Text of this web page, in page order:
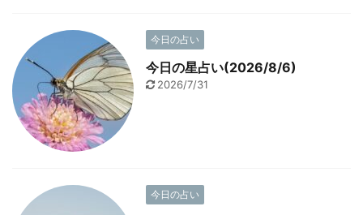
今日の占い
今日の星占い(2026/8/6)
2026/7/31
今日の占い